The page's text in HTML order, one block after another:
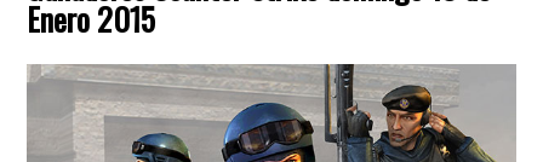
Enero 2015